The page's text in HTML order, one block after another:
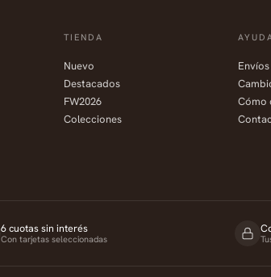
TIENDA
Nuevo
Destacados
FW2026
Colecciones
Envíos
Cómo
6 cuotas sin interés
Con tarjetas seleccionadas